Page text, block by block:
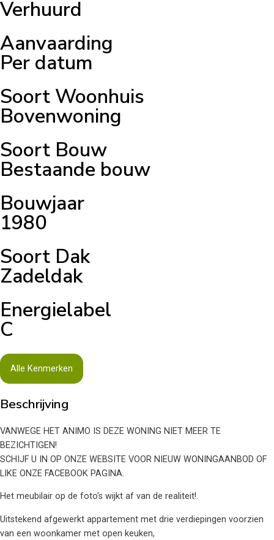
Verhuurd
Aanvaarding
Per datum
Soort Woonhuis
Bovenwoning
Soort Bouw
Bestaande bouw
Bouwjaar
1980
Soort Dak
Zadeldak
Energielabel
C
Alle Kenmerken
Beschrijving
VANWEGE HET ANIMO IS DEZE WONING NIET MEER TE
BEZICHTIGEN!
SCHIJF U IN OP ONZE WEBSITE VOOR NIEUW WONINGAANBOD OF
LIKE ONZE FACEBOOK PAGINA.
Het meubilair op de foto’s wijkt af van de realiteit!.
Uitstekend afgewerkt appartement met drie verdiepingen voorzien
van een woonkamer met open keuken,